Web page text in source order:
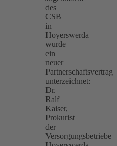
des
CSB
in
Hoyerswerda
wurde
ein
neuer
Partnerschaftsvertrag
unterzeichnet:
Dr.
Ralf
Kaiser,
Prokurist
der
Versorgungsbetriebe